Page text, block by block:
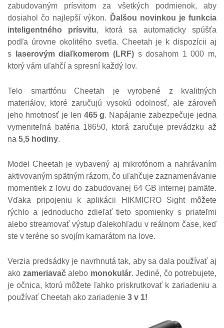
zabudovaným prísvitom za všetkých podmienok, aby
dosiahol čo najlepší výkon.
Ďalšou novinkou je funkcia
inteligentného prísvitu, ktorá sa automaticky spúšťa
podľa úrovne okolitého svetla. Cheetah je k dispozícii aj
s
laserovým diaľkomerom (LRF)s dosahom 1 000 m,
ktorý vám uľahčí a spresní každý lov.
Telo smartfónu Cheetah je vyrobené z kvalitných
materiálov, ktoré zaručujú vysokú odolnosť, ale zároveň
jeho hmotnosť je len 465 g. Napájanie zabezpečuje jedna
vymeniteľná batéria 18650, ktorá zaručuje prevádzku až
na 5,5 hodiny.
Model Cheetah je vybavený aj mikrofónom a nahrávaním
aktivovaným spätným rázom, čo uľahčuje zaznamenávanie
momentiek z lovu do zabudovanej 64 GB internej pamäte.
Vďaka pripojeniu k aplikácii HIKMICRO Sight môžete
rýchlo a jednoducho zdieľať tieto spomienky s priateľmi
alebo streamovať výstup ďalekohľadu v reálnom čase, keď
ste v teréne so svojím kamarátom na love.
Verzia predsádky je navrhnutá tak, aby sa dala používať aj
ako zameriavačalebo monokulár. Jediné, čo potrebujete,
je očnica, ktorú môžete ľahko priskrutkovať k zariadeniu a
používať Cheetah ako zariadenie 3 v 1!